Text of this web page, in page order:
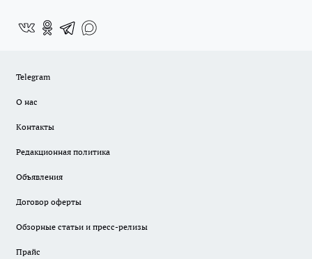
Telegram
О нас
Контакты
Редакционная политика
Объявления
Договор оферты
Обзорные статьи и пресс-релизы
Прайс